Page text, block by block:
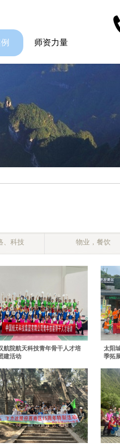
、科技 物业，餐饮
航院航天科技青年骨干人才培
建活动
太阳
季拓
师资力量